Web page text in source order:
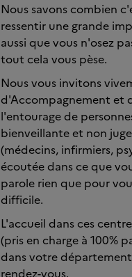
Nous savons combien
ressentir une grande
aussi que vous n'osez
tout cela vous pèse.
Nous vous invitons
d'Accompagnement et
l'entourage de
bienveillante et non
(médecins, infirmiers,
écoutée dans ce que
parole rien que pour
difficile.
L'accueil dans ces
(pris en charge à 100%
dans votre